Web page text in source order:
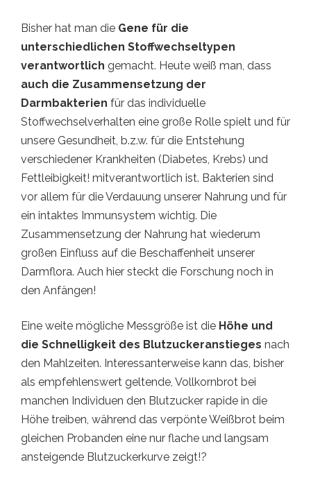
Bisher hat man die Gene für die
unterschiedlichen Stoffwechseltypen
verantwortlich gemacht. Heute weiß man, dass
auch die Zusammensetzung der
Darmbakterien für das individuelle
Stoffwechselverhalten eine große Rolle spielt und für
unsere Gesundheit, b.z.w. für die Entstehung
verschiedener Krankheiten (Diabetes, Krebs) und
Fettleibigkeit! mitverantwortlich ist. Bakterien sind
vor allem für die Verdauung unserer Nahrung und für
ein intaktes Immunsystem wichtig. Die
Zusammensetzung der Nahrung hat wiederum
großen Einfluss auf die Beschaffenheit unserer
Darmflora. Auch hier steckt die Forschung noch in
den Anfängen!
Eine weite mögliche Messgröße ist die Höhe und
die Schnelligkeit des Blutzuckeranstieges nach
den Mahlzeiten. Interessanterweise kann das, bisher
als empfehlenswert geltende, Vollkornbrot bei
manchen Individuen den Blutzucker rapide in die
Höhe treiben, während das verpönte Weißbrot beim
gleichen Probanden eine nur flache und langsam
ansteigende Blutzuckerkurve zeigt!?